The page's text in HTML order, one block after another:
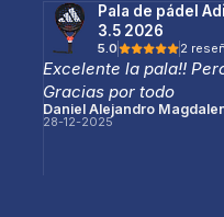
Pala de pádel
3.5 2026
5.0 2
Excelente la pala!!
Gracias por todo
Daniel Alejandro
28-12-2025